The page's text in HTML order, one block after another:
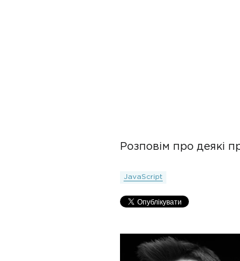
Розповім про деякі
JavaScript